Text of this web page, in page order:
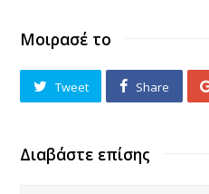
Μοιρασέ το
Tweet Share
Διαβάστε επίσης